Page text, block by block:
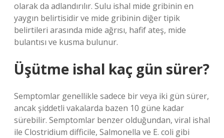
olarak da adlandırılır. Sulu ishal mide gribinin en
yaygın belirtisidir ve mide gribinin diğer tipik
belirtileri arasında mide ağrısı, hafif ateş, mide
bulantısı ve kusma bulunur.
Üşütme ishal kaç gün sürer?
Semptomlar genellikle sadece bir veya iki gün sürer,
ancak şiddetli vakalarda bazen 10 güne kadar
sürebilir. Semptomlar benzer olduğundan, viral ishal
ile Clostridium difficile, Salmonella ve E. coli gibi